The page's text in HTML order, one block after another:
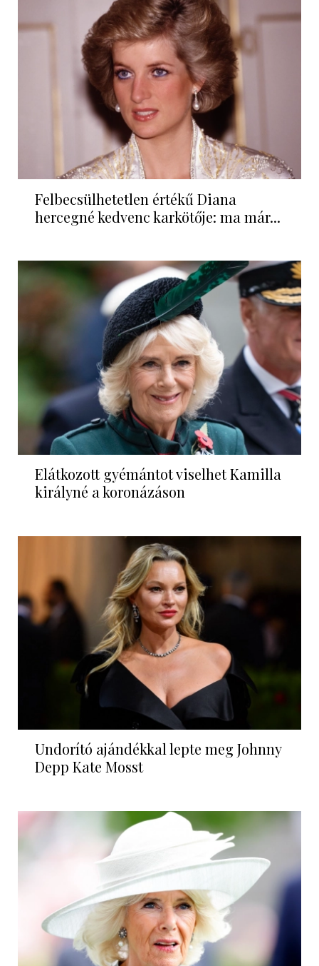
Felbecsülhetetlen értékű Diana
hercegné kedvenc karkötője: ma már...
Elátkozott gyémántot viselhet Kamilla
királyné a koronázáson
Undorító ajándékkal lepte meg Johnny
Depp Kate Mosst